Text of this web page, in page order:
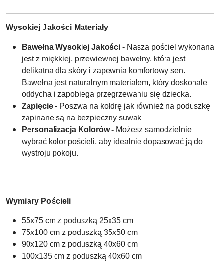
Wysokiej Jakości Materiały
Bawełna Wysokiej Jakości - Nasza pościel wykonana
jest z miękkiej, przewiewnej bawełny, która jest
delikatna dla skóry i zapewnia komfortowy sen.
Bawełna jest naturalnym materiałem, który doskonale
oddycha i zapobiega przegrzewaniu się dziecka.
Zapięcie - Poszwa na kołdrę jak również na poduszkę
zapinane są na bezpieczny suwak
Personalizacja Kolorów - Możesz samodzielnie
wybrać kolor pościeli, aby idealnie dopasować ją do
wystroju pokoju.
Wymiary Pościeli
55x75 cm z poduszką 25x35 cm
75x100 cm z poduszką 35x50 cm
90x120 cm z poduszką 40x60 cm
100x135 cm z poduszką 40x60 cm